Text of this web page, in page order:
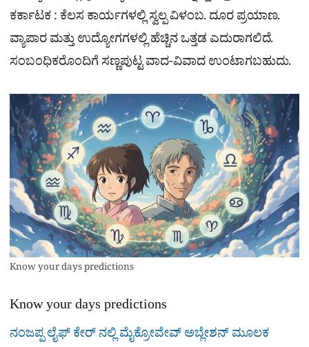
ಕರ್ಕಾಟಕ : ಕೆಲಸ ಕಾರ್ಯಗಳಲ್ಲಿ ಸ್ವಲ್ಪ ವಿಳಂಬ. ದೂರ ಪ್ರಯಾಣ.
ವ್ಯಾಪಾರ ಮತ್ತು ಉದ್ಯೋಗಗಳಲ್ಲಿ ಹೆಚ್ಚಿನ ಒತ್ತಡ ಎದುರಾಗಲಿದೆ.
ಸಂಬಂಧಿಕರೊಂದಿಗೆ ಸಣ್ಣಪುಟ್ಟ ವಾದ-ವಿವಾದ ಉಂಟಾಗಬಹುದು.
Know your days predictions
Know your days predictions
ನಂಜಪ್ಪ ಲೈಫ್​ ಕೇರ್​ ನಲ್ಲಿ ಮೈಕ್ರೋವೇವ್ ಅಬ್ಲೇಶನ್ ಮೂಲಕ